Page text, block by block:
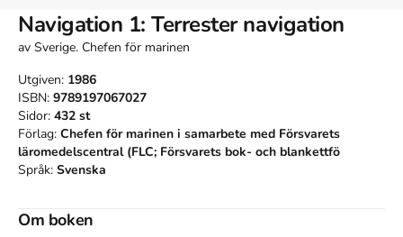
Navigation 1: Terrester navigation
av Sverige. Chefen för marinen
Utgiven: 1986
ISBN: 9789197067027
Sidor: 432 st
Förlag: Chefen för marinen i samarbete med Försvarets
läromedelscentral (FLC; Försvarets bok- och blankettfö
Språk: Svenska
Om boken